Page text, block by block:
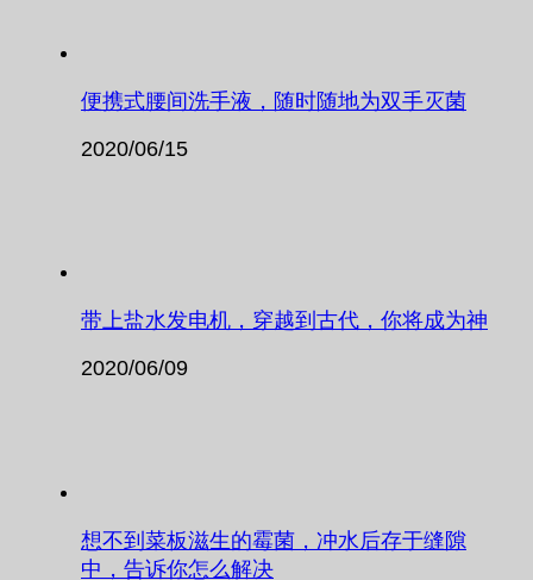
便携式腰间洗手液，随时随地为双手灭菌
2020/06/15
带上盐水发电机，穿越到古代，你将成为神
2020/06/09
想不到菜板滋生的霉菌，冲水后存于缝隙
中，告诉你怎么解决